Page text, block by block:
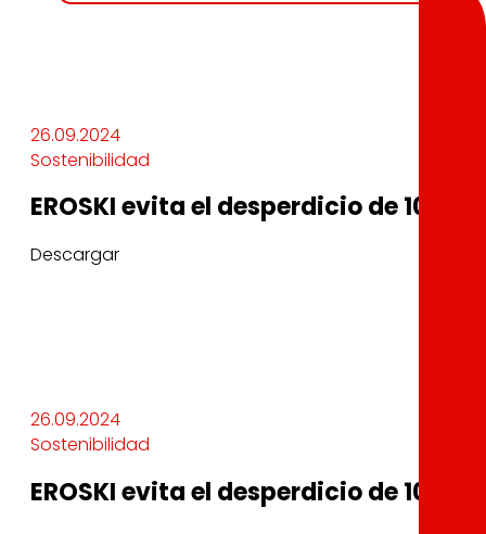
26.09.2024
Sostenibilidad
EROSKI evita el desperdicio de
Descargar
26.09.2024
Sostenibilidad
EROSKI evita el desperdicio de